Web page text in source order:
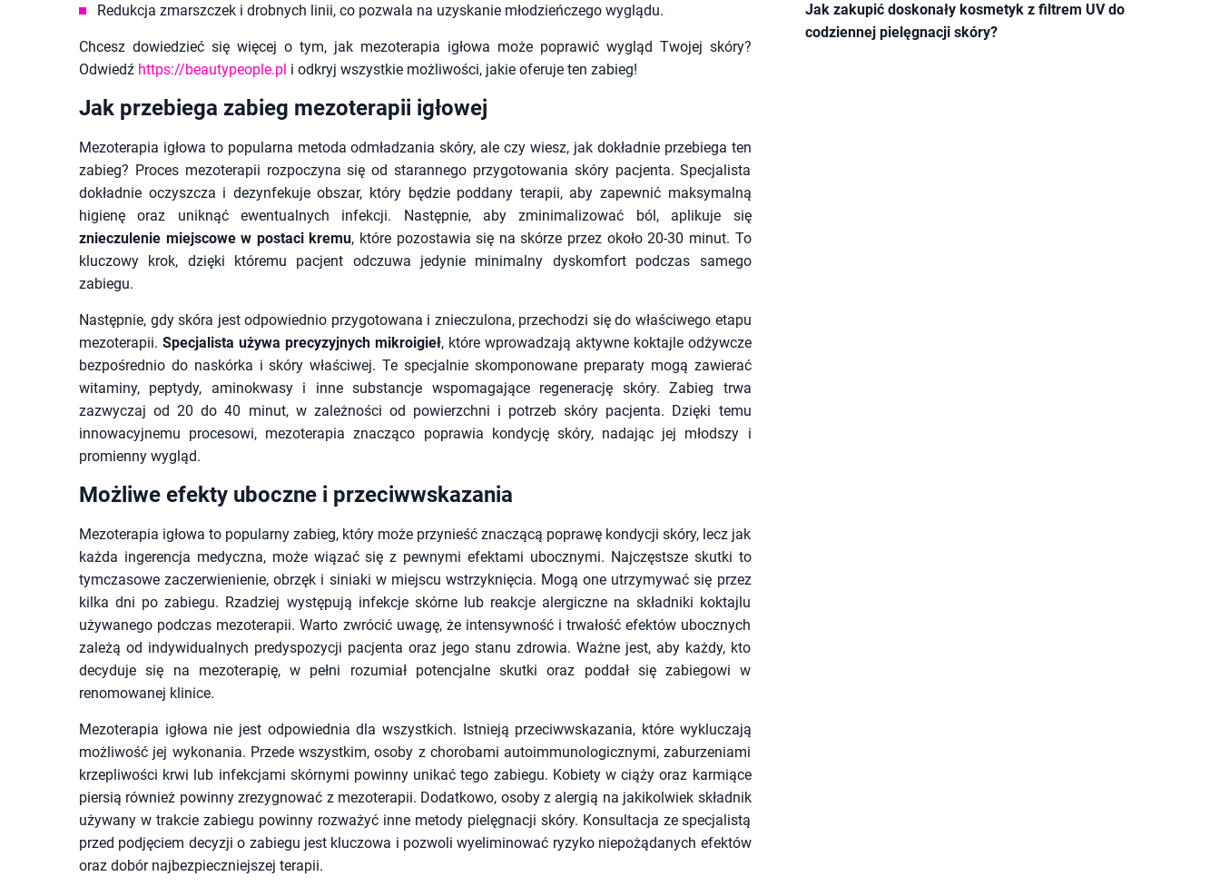
Redukcja zmarszczek i drobnych linii, co pozwala na uzyskanie młodzieńczego wyglądu.
Chcesz dowiedzieć się więcej o tym, jak mezoterapia igłowa może poprawić wygląd Twojej skóry?
Odwiedź https://beautypeople.pl i odkryj wszystkie możliwości, jakie oferuje ten zabieg!
Jak przebiega zabieg mezoterapii igłowej
Mezoterapia igłowa to popularna metoda odmładzania skóry, ale czy wiesz, jak dokładnie przebiega ten
zabieg? Proces mezoterapii rozpoczyna się od starannego przygotowania skóry pacjenta. Specjalista
dokładnie oczyszcza i dezynfekuje obszar, który będzie poddany terapii, aby zapewnić maksymalną
higienę oraz uniknąć ewentualnych infekcji. Następnie, aby zminimalizować ból, aplikuje się
znieczulenie miejscowe w postaci kremu, które pozostawia się na skórze przez około 20-30 minut. To
kluczowy krok, dzięki któremu pacjent odczuwa jedynie minimalny dyskomfort podczas samego
zabiegu.
Następnie, gdy skóra jest odpowiednio przygotowana i znieczulona, przechodzi się do właściwego etapu
mezoterapii. Specjalista używa precyzyjnych mikroigieł, które wprowadzają aktywne koktajle odżywcze
bezpośrednio do naskórka i skóry właściwej. Te specjalnie skomponowane preparaty mogą zawierać
witaminy, peptydy, aminokwasy i inne substancje wspomagające regenerację skóry. Zabieg trwa
zazwyczaj od 20 do 40 minut, w zależności od powierzchni i potrzeb skóry pacjenta. Dzięki temu
innowacyjnemu procesowi, mezoterapia znacząco poprawia kondycję skóry, nadając jej młodszy i
promienny wygląd.
Możliwe efekty uboczne i przeciwwskazania
Mezoterapia igłowa to popularny zabieg, który może przynieść znaczącą poprawę kondycji skóry, lecz jak
każda ingerencja medyczna, może wiązać się z pewnymi efektami ubocznymi. Najczęstsze skutki to
tymczasowe zaczerwienienie, obrzęk i siniaki w miejscu wstrzyknięcia. Mogą one utrzymywać się przez
kilka dni po zabiegu. Rzadziej występują infekcje skórne lub reakcje alergiczne na składniki koktajlu
używanego podczas mezoterapii. Warto zwrócić uwagę, że intensywność i trwałość efektów ubocznych
zależą od indywidualnych predyspozycji pacjenta oraz jego stanu zdrowia. Ważne jest, aby każdy, kto
decyduje się na mezoterapię, w pełni rozumiał potencjalne skutki oraz poddał się zabiegowi w
renomowanej klinice.
Mezoterapia igłowa nie jest odpowiednia dla wszystkich. Istnieją przeciwwskazania, które wykluczają
możliwość jej wykonania. Przede wszystkim, osoby z chorobami autoimmunologicznymi, zaburzeniami
krzepliwości krwi lub infekcjami skórnymi powinny unikać tego zabiegu. Kobiety w ciąży oraz karmiące
piersią również powinny zrezygnować z mezoterapii. Dodatkowo, osoby z alergią na jakikolwiek składnik
używany w trakcie zabiegu powinny rozważyć inne metody pielęgnacji skóry. Konsultacja ze specjalistą
przed podjęciem decyzji o zabiegu jest kluczowa i pozwoli wyeliminować ryzyko niepożądanych efektów
oraz dobór najbezpieczniejszej terapii.
Jak zakupić doskonały kosmetyk z filtrem UV do
codziennej pielęgnacji skóry?